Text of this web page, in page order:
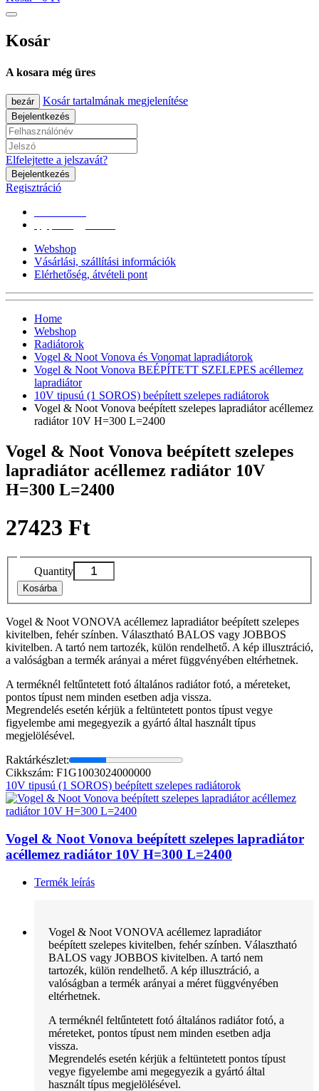
Kosár
A kosara még üres
bezár Kosár tartalmának megjelenítése
Bejelentkezés
Elfelejtette a jelszavát?
Bejelentkezés
Regisztráció
Webshop
Vásárlási, szállítási információk
Elérhetőség, átvételi pont
Home
Webshop
Radiátorok
Vogel & Noot Vonova és Vonomat lapradiátorok
Vogel & Noot Vonova BEÉPÍTETT SZELEPES acéllemez
lapradiátor
10V tipusú (1 SOROS) beépített szelepes radiátorok
Vogel & Noot Vonova beépített szelepes lapradiátor acéllemez
radiátor 10V H=300 L=2400
Vogel & Noot Vonova beépített szelepes
lapradiátor acéllemez radiátor 10V
H=300 L=2400
27423 Ft
Quantity
Kosárba
Vogel & Noot VONOVA acéllemez lapradiátor beépített szelepes
kivitelben, fehér színben. Választható BALOS vagy JOBBOS
kivitelben. A tartó nem tartozék, külön rendelhető. A kép illusztráció,
a valóságban a termék arányai a méret függvényében eltérhetnek.
A terméknél feltűntetett fotó általános radiátor fotó, a méreteket,
pontos típust nem minden esetben adja vissza.
Megrendelés esetén kérjük a feltüntetett pontos típust vegye
figyelembe ami megegyezik a gyártó által használt típus
megjelölésével.
Raktárkészlet:
Cikkszám: F1G1003024000000
10V tipusú (1 SOROS) beépített szelepes radiátorok
Vogel & Noot Vonova beépített szelepes lapradiátor
acéllemez radiátor 10V H=300 L=2400
Termék leírás
Vogel & Noot VONOVA acéllemez lapradiátor
beépített szelepes kivitelben, fehér színben. Választható
BALOS vagy JOBBOS kivitelben. A tartó nem
tartozék, külön rendelhető. A kép illusztráció, a
valóságban a termék arányai a méret függvényében
eltérhetnek.
A terméknél feltűntetett fotó általános radiátor fotó, a
méreteket, pontos típust nem minden esetben adja
vissza.
Megrendelés esetén kérjük a feltüntetett pontos típust
vegye figyelembe ami megegyezik a gyártó által
használt típus megjelölésével.